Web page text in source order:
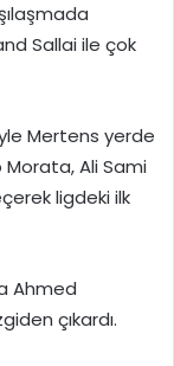
Sallai ile çok
Mertens yerde
Morata, Ali Sami
ligdeki ilk
Ahmed
çıkardı.